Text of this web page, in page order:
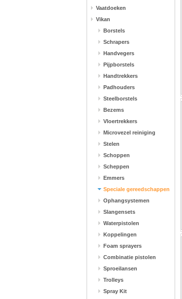
Vaatdoeken
Vikan
Borstels
Schrapers
Handvegers
Pijpborstels
Handtrekkers
Padhouders
Steelborstels
Bezems
Vloertrekkers
Microvezel reiniging
Stelen
Schoppen
Scheppen
Emmers
Speciale gereedschappen
Ophangsystemen
Slangensets
Waterpistolen
Koppelingen
Foam sprayers
Combinatie pistolen
Sproeilansen
Trolleys
Spray Kit